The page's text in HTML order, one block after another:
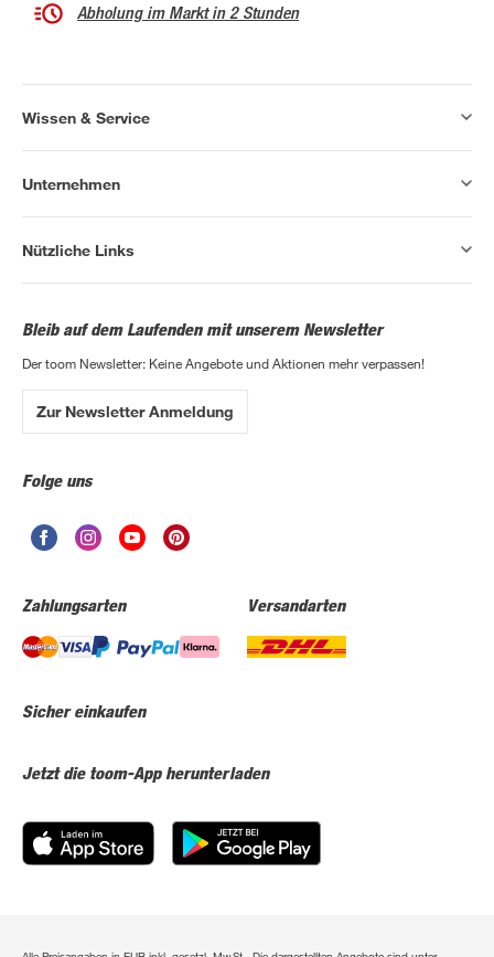
Abholung im Markt in 2 Stunden
Wissen & Service
Unternehmen
Nützliche Links
Bleib auf dem Laufenden mit unserem Newsletter
Der toom Newsletter: Keine Angebote und Aktionen mehr verpassen!
Zur Newsletter Anmeldung
Folge uns
Zahlungsarten Versandarten
Sicher einkaufen
Jetzt die toom-App herunterladen